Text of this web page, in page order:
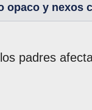
opaco y nexos
padres